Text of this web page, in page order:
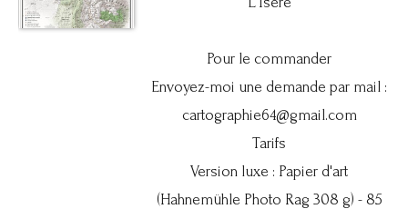
Pour le commander
Envoyez-moi une demande par mail :
cartographie64@gmail.com
Tarifs
Version luxe : Papier d'art
(Hahnemühle Photo Rag 308 g) - 85